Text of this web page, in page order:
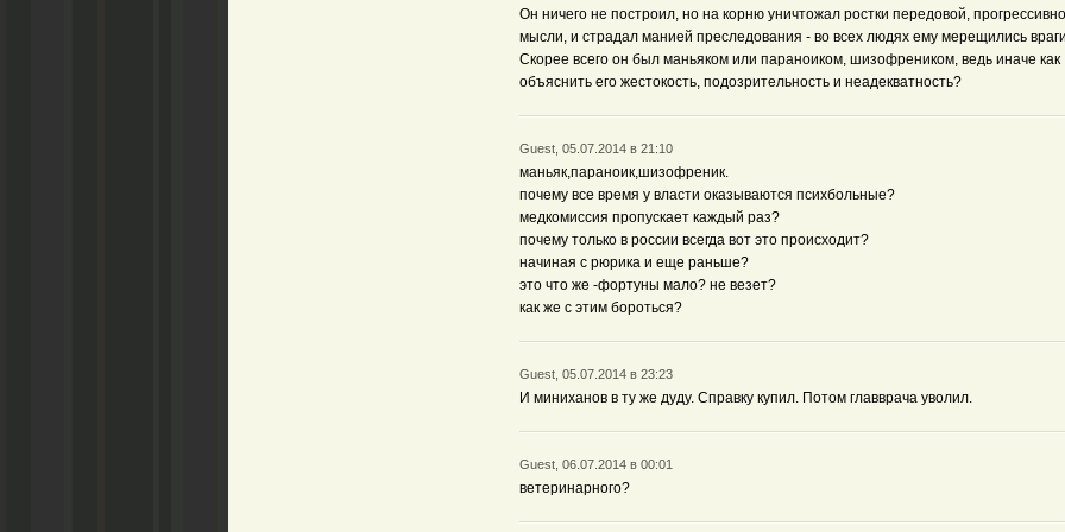
Он ничего не построил, но на корню уничтожал ростки передовой,
мысли, и страдал манией преследования - во всех людях ему мерещились
Скорее всего он был маньяком или параноиком, шизофреником, ведь иначе как
объяснить его жестокость, подозрительность и неадекватность?
Guest, 05.07.2014 в 21:10
маньяк,параноик,шизофреник.
почему все время у власти оказываются психбольные?
медкомиссия пропускает каждый раз?
почему только в россии всегда вот это происходит?
начиная с рюрика и еще раньше?
это что же -фортуны мало? не везет?
как же с этим бороться?
Guest, 05.07.2014 в 23:23
И миниханов в ту же дуду. Справку купил. Потом главврача уволил.
Guest, 06.07.2014 в 00:01
ветеринарного?